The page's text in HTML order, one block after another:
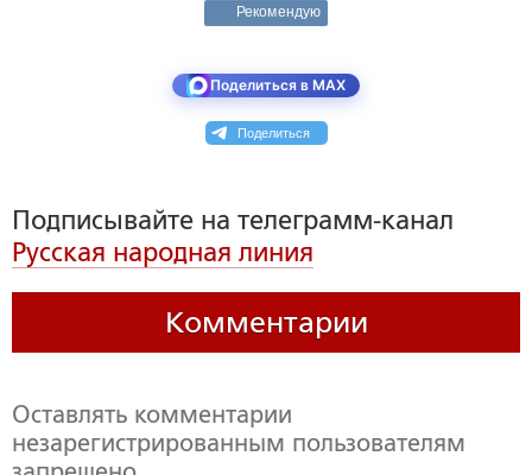
Рекомендую
Поделиться в MAX
Поделиться
Подписывайте на телеграмм-канал
Русская народная линия
Комментарии
Оставлять комментарии
незарегистрированным пользователям